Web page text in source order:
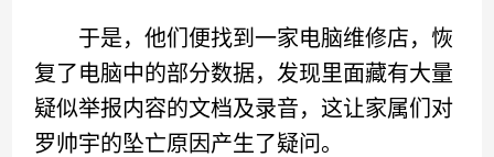
于是，他们便找到一家电脑维修店，恢
复了电脑中的部分数据，发现里面藏有大量
疑似举报内容的文档及录音，这让家属们对
罗帅宇的坠亡原因产生了疑问。